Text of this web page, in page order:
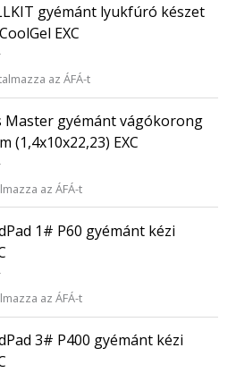
gyémánt lyukfúró készet
EXC
az ÁFÁ-t
Master gyémánt vágókorong
(1,4x10x22,23) EXC
az ÁFÁ-t
1# P60 gyémánt kézi
az ÁFÁ-t
3# P400 gyémánt kézi